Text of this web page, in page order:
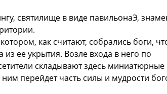
святилище в виде павильонаЭ,
как считают, собрались боги,
ее укрытия. Возле входа в него по
складывают здесь миниатюрные
перейдет часть силы и мудрости